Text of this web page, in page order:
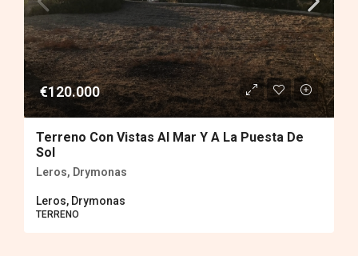
€120.000
Terreno Con Vistas Al Mar Y A La Puesta De
Sol
Leros, Drymonas
Leros, Drymonas
TERRENO